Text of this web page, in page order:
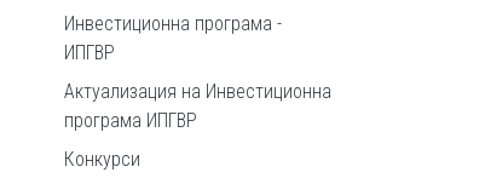
Инвестиционна програма -
ИПГВР
Актуализация на Инвестиционна
програма ИПГВР
Конкурси